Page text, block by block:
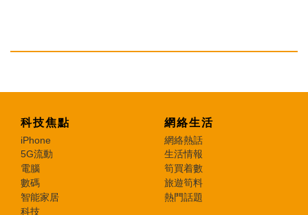
科技焦點
iPhone
5G流動
電腦
數碼
智能家居
科技
網絡生活
網絡熱話
生活情報
筍買着數
旅遊筍料
熱門話題